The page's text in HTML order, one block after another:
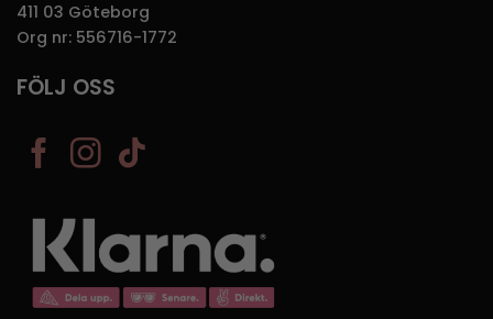
411 03 Göteborg
Org nr: 556716-1772
FÖLJ OSS